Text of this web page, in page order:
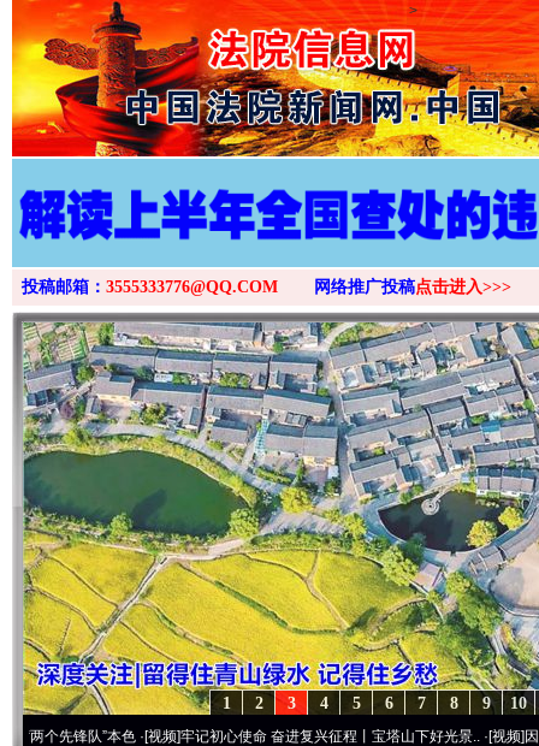
>
投稿邮箱： 3555333776@QQ.COM 网络推广投稿点击进入>>>
10
9
8
7
6
5
4
3
2
1
锋队”本色·[视频]牢记初心使命 奋进复兴征程丨宝塔山下好光景..·[视频]因党而生